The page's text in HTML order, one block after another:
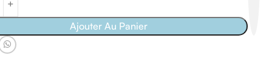
Ajouter Au Panier